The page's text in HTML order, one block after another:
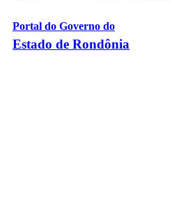
Portal do Governo do
Estado de Rondônia